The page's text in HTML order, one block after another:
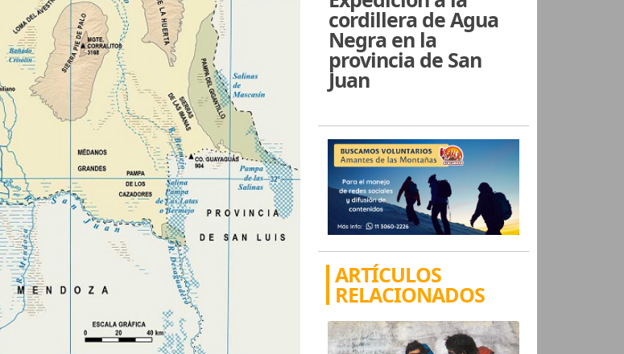
cordillera de Agua
Negra en la
provincia de San
Juan
ARTÍCULOS
RELACIONADOS